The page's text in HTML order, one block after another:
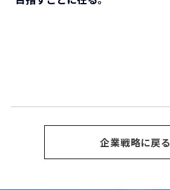
企業戦略に戻る